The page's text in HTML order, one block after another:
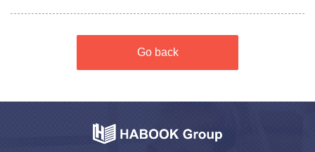
Go back